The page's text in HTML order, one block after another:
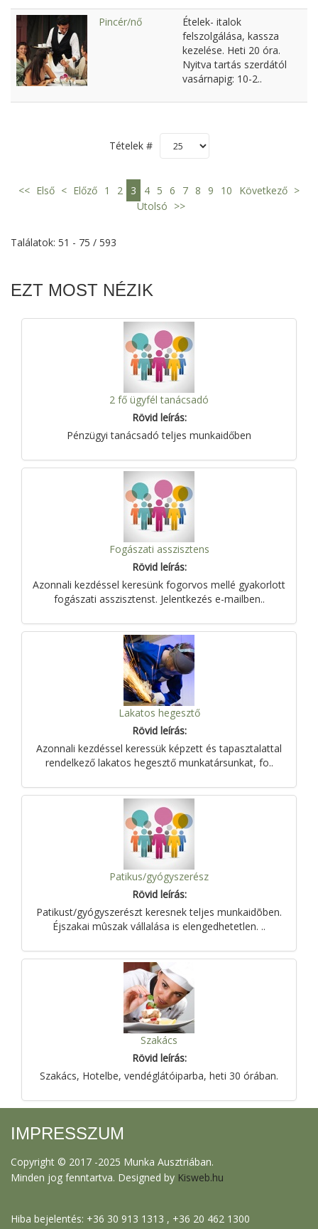
Pincér/nő
Ételek- italok
felszolgálása, kassza
kezelése. Heti 20 óra.
Nyitva tartás szerdától
vasárnapig: 10-2..
Tételek #
<< Első < Előző 1 2 3 4 5 6 7 8 9 10 Következő >
Utolsó >>
Találatok: 51 - 75 / 593
EZT MOST NÉZIK
2 fő ügyfél tanácsadó
Rövid leírás:
Pénzügyi tanácsadó teljes munkaidőben
Fogászati asszisztens
Rövid leírás:
Azonnali kezdéssel keresünk fogorvos mellé gyakorlott
fogászati asszisztenst. Jelentkezés e-mailben..
Lakatos hegesztő
Rövid leírás:
Azonnali kezdéssel keressük képzett és tapasztalattal
rendelkező lakatos hegesztő munkatársunkat, fo..
Patikus/gyógyszerész
Rövid leírás:
Patikust/gyógyszerészt keresnek teljes munkaidõben.
Éjszakai mûszak vállalása is elengedhetetlen. ..
Szakács
Rövid leírás:
Szakács, Hotelbe, vendéglátóiparba, heti 30 órában.
IMPRESSZUM
Copyright © 2017 -2025 Munka Ausztriában.
Minden jog fenntartva. Designed by Kisweb.hu
Hiba bejelentés: +36 30 913 1313 , +36 20 462 1300